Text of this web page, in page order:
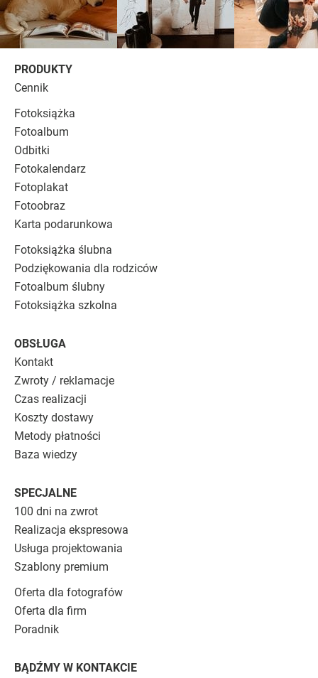
PRODUKTY
Cennik
Fotoksiążka
Fotoalbum
Odbitki
Fotokalendarz
Fotoplakat
Fotoobraz
Karta podarunkowa
Fotoksiążka ślubna
Podziękowania dla rodziców
Fotoalbum ślubny
Fotoksiążka szkolna
OBSŁUGA
Kontakt
Zwroty / reklamacje
Czas realizacji
Koszty dostawy
Metody płatności
Baza wiedzy
SPECJALNE
100 dni na zwrot
Realizacja ekspresowa
Usługa projektowania
Szablony premium
Oferta dla fotografów
Oferta dla firm
Poradnik
BĄDŹMY W KONTAKCIE